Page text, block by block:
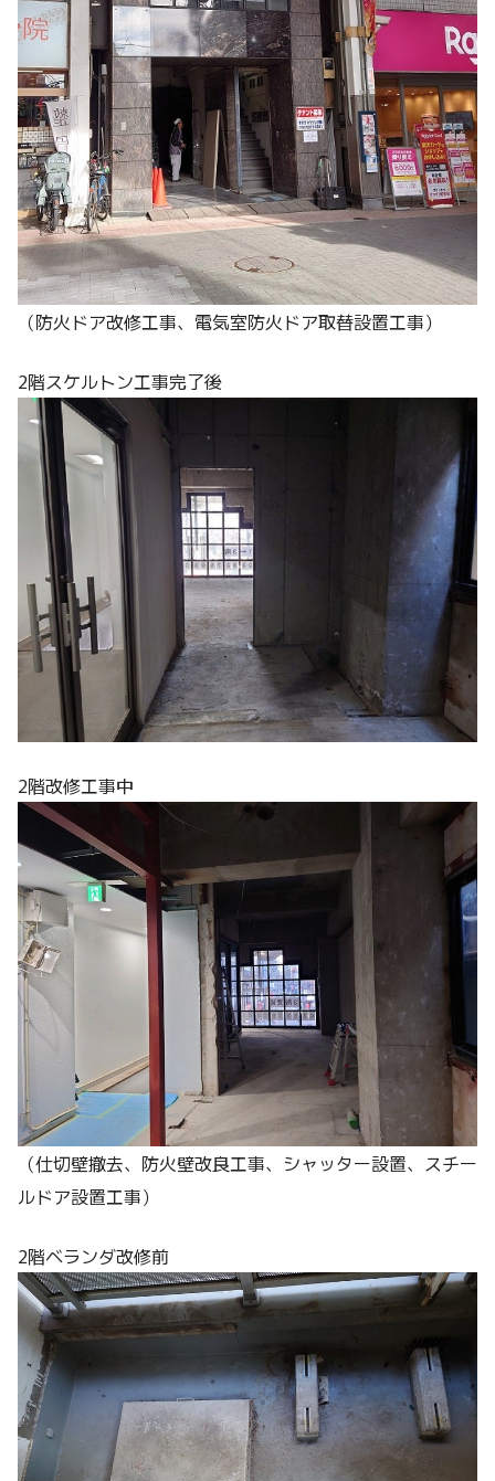
（防火ドア改修工事、電気室防火ドア取替設置工事）
2階スケルトン工事完了後
2階改修工事中
（仕切壁撤去、防火壁改良工事、シャッター設置、スチー
ルドア設置工事）
2階ベランダ改修前